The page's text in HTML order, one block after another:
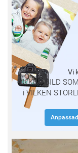
Vi
VILKEN BILD
i VILKEN